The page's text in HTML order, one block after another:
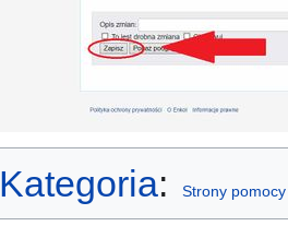
Kategoria: Strony pomocy